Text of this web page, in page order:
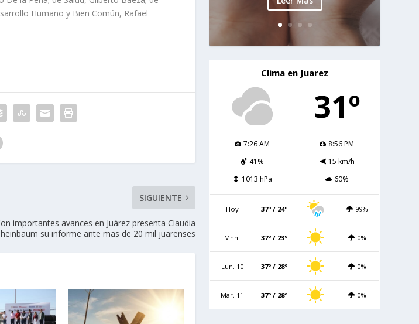
Humano y Bien Común, Rafael
SIGUIENTE
importantes avances en Juárez presenta Claudia
su informe ante mas de 20 mil juarenses
Clima en Juarez
31º
7:26 AM
8:56 PM
41%
15 km/h
1013 hPa
60%
Hoy 37º / 24º 99%
Mñn. 37º / 23º 0%
Lun. 10 37º / 28º 0%
Mar. 11 37º / 28º 0%